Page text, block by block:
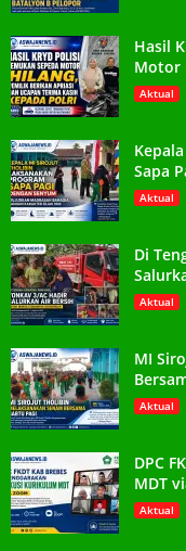
Hasil
Motor
Aktual
Sapa
Aktual
Di
Aktual
MI
Aktual
DPC
MDT
Aktual